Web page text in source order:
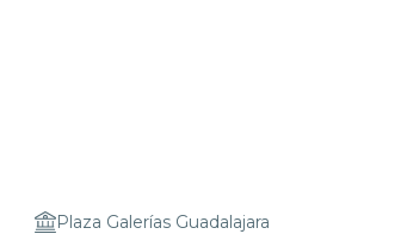
Plaza Galerías Guadalajara